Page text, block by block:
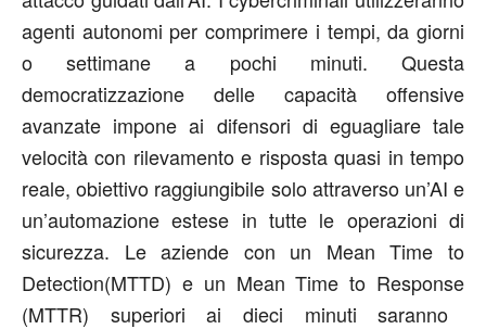
agenti autonomi per comprimere i tempi,da giorni
o settimane a pochi minuti. Questa
democratizzazione delle capacità offensive
avanzate impone ai difensori di eguagliare tale
velocità con rilevamento e risposta quasi in tempo
reale, obiettivo raggiungibile solo attraverso un’AI e
un’automazione estese in tutte le operazioni di
sicurezza. Le aziende con un Mean Time to
Detection(MTTD) e un Mean Time to Response
(MTTR) superiori ai dieci minuti saranno